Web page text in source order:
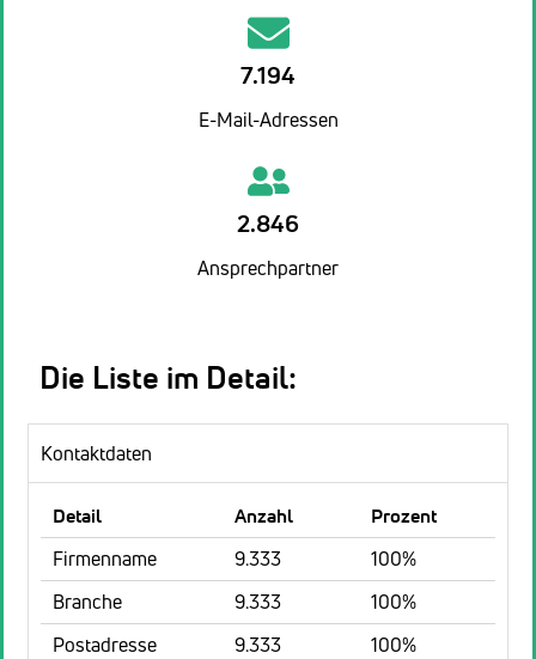
7.194
E-Mail-Adressen
2.846
Ansprechpartner
Die Liste im Detail:
Kontaktdaten
Detail Anzahl
Prozent
Firmenname
9.333
100%
Branche
9.333
100%
Postadresse
9.333
100%